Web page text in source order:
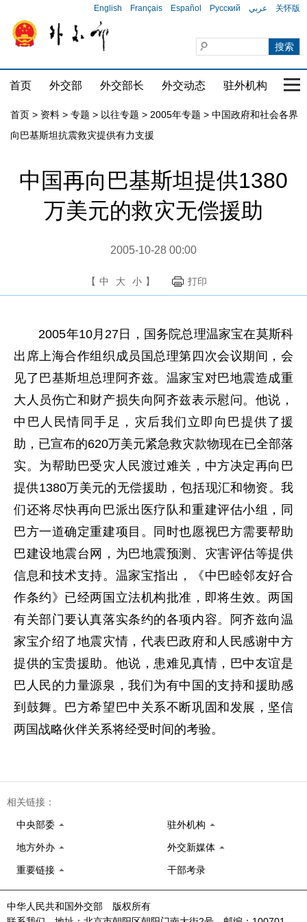
English Français Español Русский عربي 关怀版
首页 外交部 外交部长 外交动态 驻外机构 国
首页 > 资料 > 专题 > 以往专题 > 2005年专题 > 中国政府和社会各界
向巴基斯坦抗震救灾提供有力支援
中国再向巴基斯坦提供1380
万美元的救灾无偿援助
2005-10-28 00:00
【 中 大 小 】 打印
2005年10月27 日
，国务院总理温家宝在莫斯科
出席上海合作组织成员国总理第四次会议期间，会
见了巴基斯坦总理阿齐兹。温家宝对巴地震造成重
大人员伤亡和财产损失向阿齐兹表示慰问。他说，
中巴人民情同手足，灾后我们立即向巴提供了援
助，已宣布的620万美元紧急救灾款物现在已全部落
实。为帮助巴受灾人民渡过难关，中方决定再向巴
提供1380万美元的无偿援助，包括现汇和物资。我
们还将尽快再向巴派出医疗队和重建评估小组，同
巴方一道确定重建项目。同时也愿视巴方需要帮助
巴建设地震台网，为巴地震预测、灾害评估等提供
信息和技术支持。温家宝指出，《中巴睦邻友好合
作条约》已经两国立法机构批准，即将生效。两国
有关部门要认真落实条约的各项内容。阿齐兹向温
家宝介绍了地震灾情，代表巴政府和人民感谢中方
提供的宝贵援助。他说，患难见真情，巴中友谊是
巴人民的力量源泉，我们为有中国的支持和援助感
到鼓舞。巴方希望巴中关系不断巩固和发展，坚信
两国战略伙伴关系将经受时间的考验。
相关链接：
中央部委 驻外机构
地方外办 外交新媒体
重要链接 干部考录
中华人民共和国外交部 版权所有